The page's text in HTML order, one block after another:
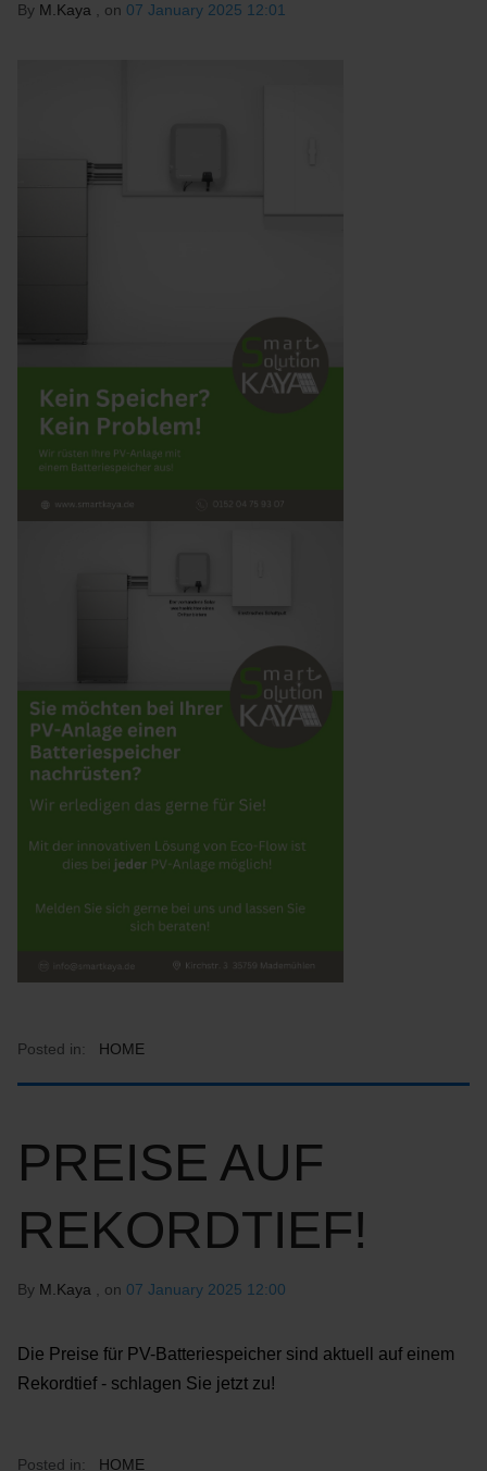
By M.Kaya , on 07 January 2025 12:01
Posted in: HOME
PREISE AUF
REKORDTIEF!
By M.Kaya , on 07 January 2025 12:00
Die Preise für PV-Batteriespeicher sind aktuell auf einem
Rekordtief - schlagen Sie jetzt zu!
Posted in: HOME